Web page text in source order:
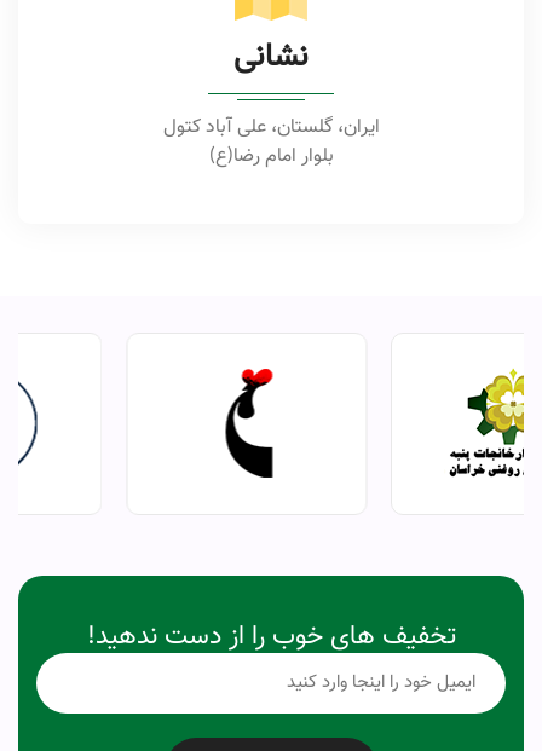
نشانی
ایران، گلستان، علی آباد کتول
بلوار امام رضا(ع)
تخفیف های خوب را از دست ندهید!